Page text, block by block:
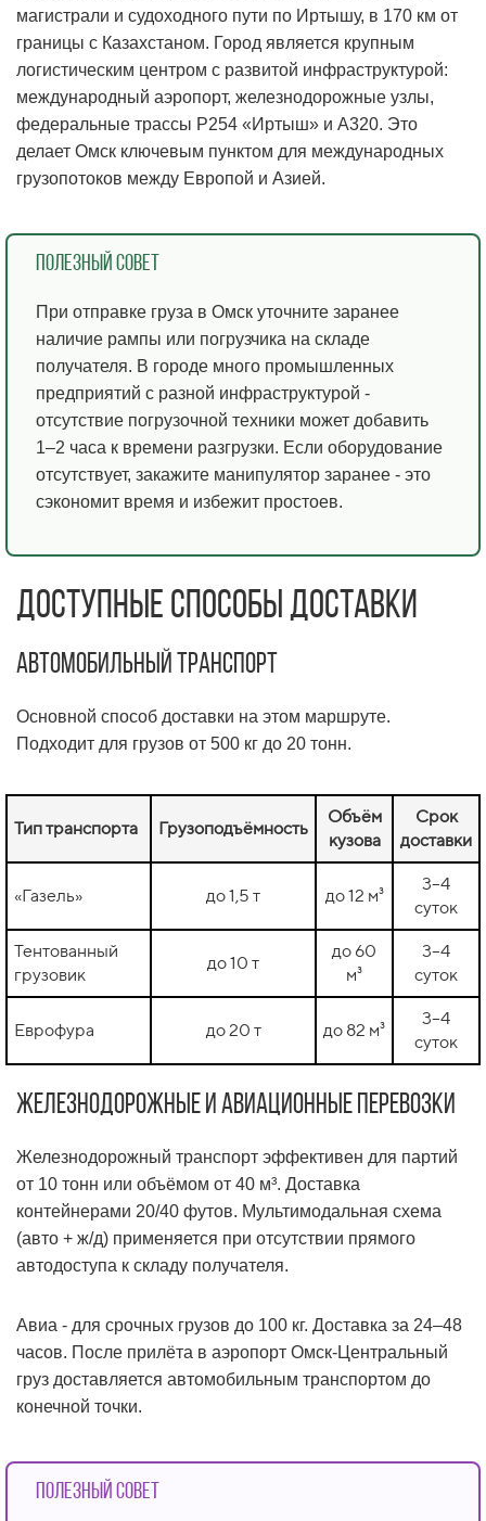
магистрали и судоходного пути по Иртышу, в 170 км от
границы с Казахстаном. Город является крупным
логистическим центром с развитой инфраструктурой:
международный аэропорт, железнодорожные узлы,
федеральные трассы Р254 «Иртыш» и А320. Это
делает Омск ключевым пунктом для международных
грузопотоков между Европой и Азией.
Полезный совет
При отправке груза в Омск уточните заранее
наличие рампы или погрузчика на складе
получателя. В городе много промышленных
предприятий с разной инфраструктурой -
отсутствие погрузочной техники может добавить
1–2 часа к времени разгрузки. Если оборудование
отсутствует, закажите манипулятор заранее - это
сэкономит время и избежит простоев.
Доступные способы доставки
Автомобильный транспорт
Основной способ доставки на этом маршруте.
Подходит для грузов от 500 кг до 20 тонн.
Тип транспорта Грузоподъёмность
Объём
кузова
Срок
доставки
«Газель» до 1,5 т до 12 м³
3–4
суток
Тентованный
грузовик
до 10 т
до 60
м³
3–4
суток
Еврофура до 20 т до 82 м³
3–4
суток
Железнодорожные и авиационные перевозки
Железнодорожный транспорт эффективен для партий
от 10 тонн или объёмом от 40 м³. Доставка
контейнерами 20/40 футов. Мультимодальная схема
(авто + ж/д) применяется при отсутствии прямого
автодоступа к складу получателя.
Авиа - для срочных грузов до 100 кг. Доставка за 24–48
часов. После прилёта в аэропорт Омск-Центральный
груз доставляется автомобильным транспортом до
конечной точки.
Полезный совет